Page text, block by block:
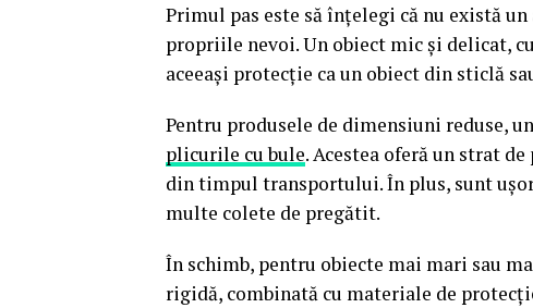
Primul pas este să înțelegi că nu există
propriile nevoi. Un obiect mic și delicat,
aceeași protecție ca un obiect din sticlă
Pentru produsele de dimensiuni reduse,
plicurile cu bule. Acestea oferă un strat
din timpul transportului. În plus, sunt
multe colete de pregătit.
În schimb, pentru obiecte mai mari sau
rigidă, combinată cu materiale de